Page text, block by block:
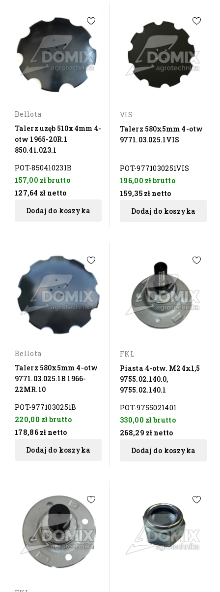
Bellota
Talerz uzęb 510x4mm 4-
otw 1965-20R.1
850.41.023.1
POT-850410231B
157,00 złbrutto
127,64 zł netto
Dodaj do koszyka
VIS
Talerz 580x5mm 4-otw
9771.03.025.1VIS
POT-9771030251VIS
196,00 złbrutto
159,35 zł netto
Dodaj do koszyka
Bellota
Talerz 580x5mm 4-otw
9771.03.025.1B 1966-
22MR.10
POT-9771030251B
220,00 złbrutto
178,86 zł netto
Dodaj do koszyka
FKL
Piasta 4-otw. M24x1,5
9755.02.140.0,
9755.02.140.1
POT-9755021401
330,00 złbrutto
268,29 zł netto
Dodaj do koszyka